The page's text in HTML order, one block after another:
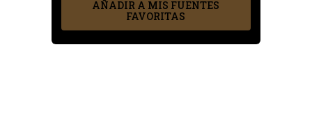
AÑADIR A MIS FUENTES
FAVORITAS